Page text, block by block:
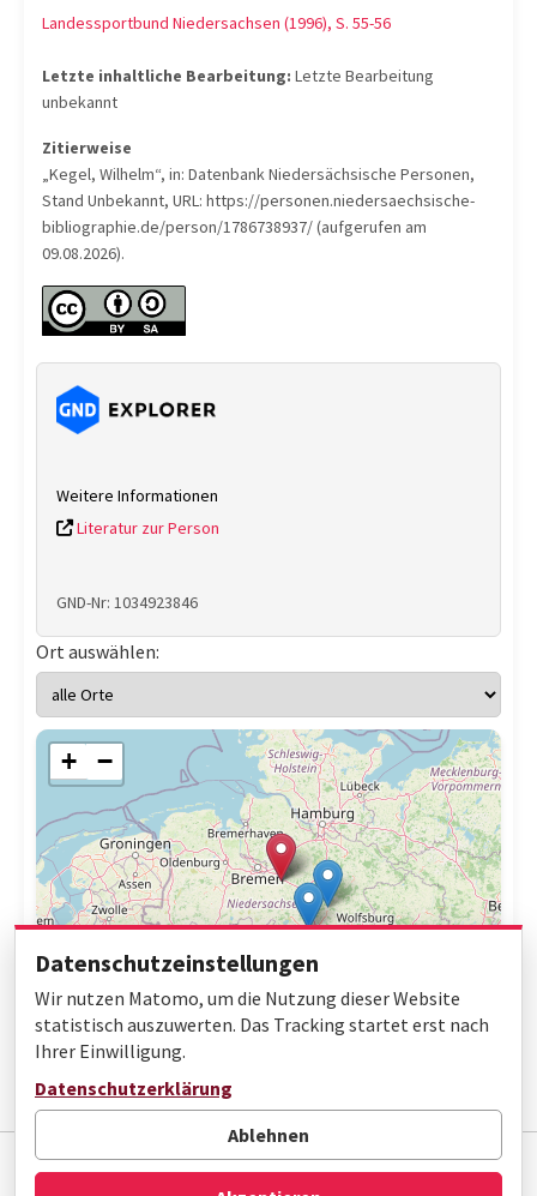
Landessportbund Niedersachsen (1996), S. 55-56
Letzte inhaltliche Bearbeitung: Letzte Bearbeitung
unbekannt
Zitierweise
„Kegel, Wilhelm“, in: Datenbank Niedersächsische Personen,
Stand Unbekannt, URL: https://personen.niedersaechsische-
bibliographie.de/person/1786738937/ (aufgerufen am
09.08.2026).
Weitere Informationen
Literatur zur Person
GND-Nr: 1034923846
Ort auswählen:
+ −
Impressum Datenschutz
Barrierefreiheit
Datenschutzeinstellungen
Wir nutzen Matomo, um die Nutzung dieser Website
statistisch auszuwerten. Das Tracking startet erst nach
Ihrer Einwilligung.
Datenschutzerklärung
Ablehnen